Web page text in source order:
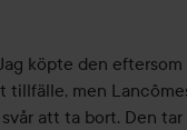
köpte den
tillfälle, men
att ta bort. Den